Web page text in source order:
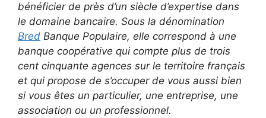
bénéficier de près d’un siècle d’expertise dans
le domaine bancaire. Sous la dénomination
Bred Banque Populaire, elle correspond à une
banque coopérative qui compte plus de trois
cent cinquante agences sur le territoire français
et qui propose de s’occuper de vous aussi bien
si vous êtes un particulier, une entreprise, une
association ou un professionnel.